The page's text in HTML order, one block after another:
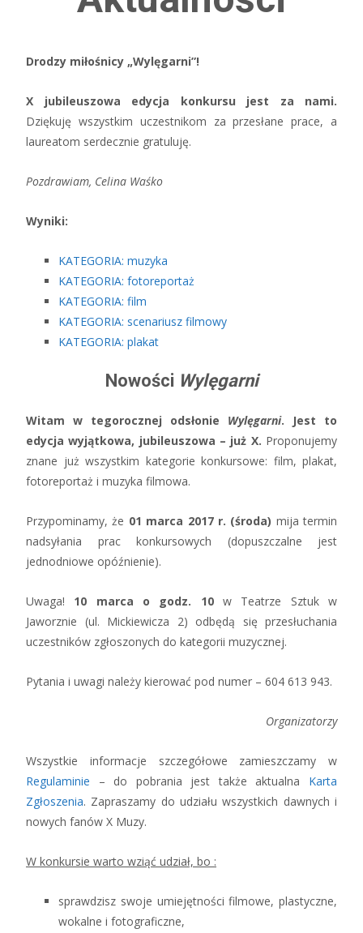
Drodzy miłośnicy „Wylęgarni”!
X jubileuszowa edycja konkursu jest za nami.
Dziękuję wszystkim uczestnikom za przesłane prace, a
laureatom serdecznie gratuluję.
Pozdrawiam, Celina Waśko
Wyniki:
KATEGORIA: muzyka
KATEGORIA: fotoreportaż
KATEGORIA: film
KATEGORIA: scenariusz filmowy
KATEGORIA: plakat
Nowości Wylęgarni
Witam w tegorocznej odsłonie Wylęgarni. Jest to
edycja wyjątkowa, jubileuszowa – już X. Proponujemy
znane już wszystkim kategorie konkursowe: film, plakat,
fotoreportaż i muzyka filmowa.
Przypominamy, że 01 marca 2017 r. (środa) mija termin
nadsyłania prac konkursowych (dopuszczalne jest
jednodniowe opóźnienie).
Uwaga! 10 marca o godz. 10w Teatrze Sztuk w
Jaworznie (ul. Mickiewicza 2) odbędą się przesłuchania
uczestników zgłoszonych do kategorii muzycznej.
Pytania i uwagi należy kierować pod numer – 604 613 943.
Organizatorzy
Wszystkie informacje szczegółowe zamieszczamy w
Regulaminie – do pobrania jest także aktualna Karta
Zgłoszenia. Zapraszamy do udziału wszystkich dawnych i
nowych fanów X Muzy.
W konkursie warto wziąć udział, bo :
sprawdzisz swoje umiejętności filmowe, plastyczne,
wokalne i fotograficzne,